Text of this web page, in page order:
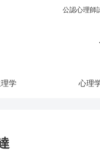
公認心理師
学 心理